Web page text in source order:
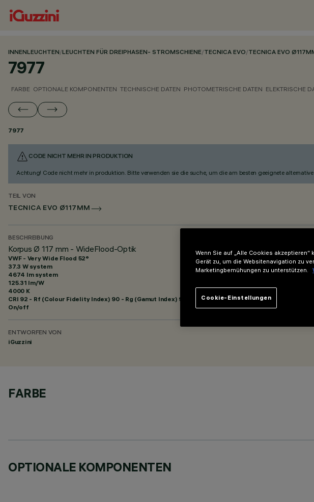
INNENLEUCHTEN/LEUCHTEN FÜR DREIPHASEN- STROMSCHIENE/TECNICA EVO/TECNICA EVO
7977
FARBE OPTIONALE KOMPONENTEN TECHNISCHE DATEN PHOTOMETRISCHE DATEN ELEKTRISCHE
7977
CODE NICHT MEHR IN PRODUKTION
Achtung! Code nicht mehr in produktion. Bitte verwenden sie die suche, um die am besten geeignete
TEIL VON
TECNICA EVO Ø117MM
BESCHREIBUNG
Korpus Ø 117 mm - WideFlood-Optik
VWF - Very Wide Flood 52°
37.3 W system
4674 lm system
125.31 lm/W
4000 K
CRI 92 - Rf (Colour Fidelity Index) 90 - Rg (Gamut Index) 98
On/off
ENTWORFEN VON
iGuzzini
FARBE
OPTIONALE KOMPONENTEN
Wenn Sie auf „Alle Cookies
Gerät zu, um die Websitenavigation zu
Marketingbemühungen zu unterstützen.
Cookie-Einstellungen